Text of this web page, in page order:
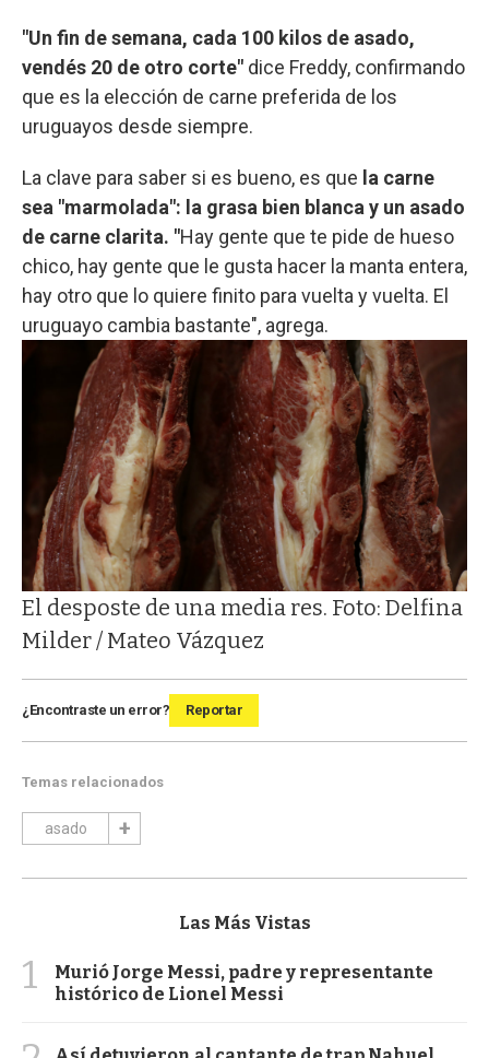
"Un fin de semana, cada 100 kilos de asado,
vendés 20 de otro corte" dice Freddy, confirmando
que es la elección de carne preferida de los
uruguayos desde siempre.
La clave para saber si es bueno, es que la carne
sea "marmolada": la grasa bien blanca y un asado
de carne clarita. "Hay gente que te pide de hueso
chico, hay gente que le gusta hacer la manta entera,
hay otro que lo quiere finito para vuelta y vuelta. El
uruguayo cambia bastante", agrega.
El desposte de una media res. Foto: Delfina
Milder / Mateo Vázquez
¿Encontraste un error? Reportar
Temas relacionados
asado
Las Más Vistas
1
Murió Jorge Messi, padre y representante
histórico de Lionel Messi